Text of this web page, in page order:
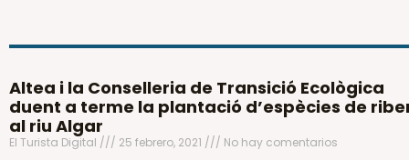
Altea i la Conselleria de Transició Ecològica
duent a terme la plantació d’espècies de
al riu Algar
El Turista Digital 25 febrero, 2021 No hay comentarios